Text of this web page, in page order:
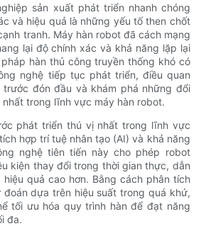
sản xuất phát triển nhanh chóng
và hiệu quả là những yếu tố then chốt
tranh. Máy hàn robot đã cách mạng
lại độ chính xác và khả năng lặp lại
hàn thủ công truyền thống khó có
nghệ tiếp tục phát triển, điều quan
đón đầu và khám phá những đổi
nhất trong lĩnh vực máy hàn robot.
phát triển thú vị nhất trong lĩnh vực
hợp trí tuệ nhân tạo (AI) và khả năng
nghệ tiên tiến này cho phép robot
kiện thay đổi trong thời gian thực, dẫn
quả cao hơn. Bằng cách phân tích
dựa trên hiệu suất trong quá khứ,
tối ưu hóa quy trình hàn để đạt năng
đa.